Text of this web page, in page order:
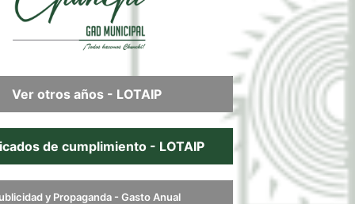
Ver otros años - LOTAIP
de cumplimiento - LOTAIP
y Propaganda - Gasto Anual